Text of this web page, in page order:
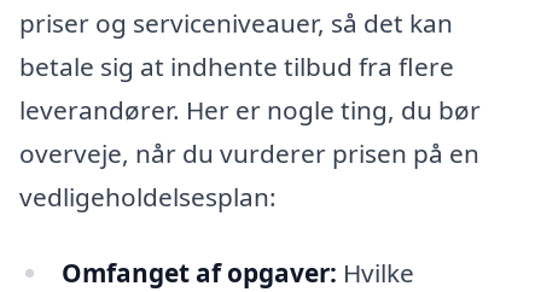
priser og serviceniveauer, så det kan
betale sig at indhente tilbud fra flere
leverandører. Her er nogle ting, du bør
overveje, når du vurderer prisen på en
vedligeholdelsesplan:
Omfanget af opgaver: Hvilke